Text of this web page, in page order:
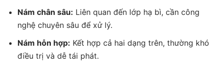
Nám chân sâu: Liên quan đến lớp hạ bì, cần công
nghệ chuyên sâu để xử lý.
Nám hỗn hợp: Kết hợp cả hai dạng trên, thường khó
điều trị và dễ tái phát.